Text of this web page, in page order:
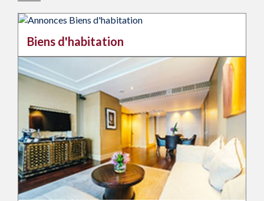
Biens d'habitation